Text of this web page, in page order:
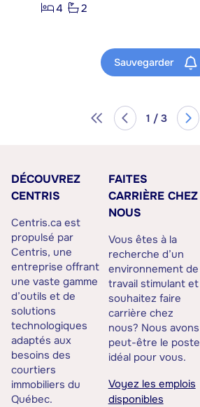
4
2
Sauvegarder
1 / 3
DÉCOUVREZ
CENTRIS
Centris.ca est
propulsé par
Centris, une
entreprise offrant
une vaste gamme
d’outils et de
solutions
technologiques
adaptés aux
besoins des
courtiers
immobiliers du
Québec.
FAITES
CARRIÈRE CHEZ
NOUS
Vous êtes à la
recherche d’un
environnement de
travail stimulant et
souhaitez faire
carrière chez
nous? Nous avons
peut-être le poste
idéal pour vous.
Voyez les emplois
disponibles